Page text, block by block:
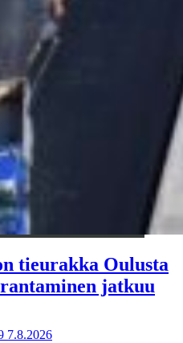
tieurakka Oulusta
jatkuu
7.8.2026